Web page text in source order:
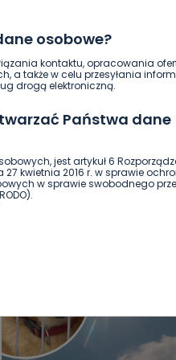
osobowe?
kontaktu, opracowania
a także w celu przesyłania
drogą elektroniczną.
Państwa dane
jest artykuł 6
kwietnia 2016 r. w sprawie
w sprawie swobodnego
ustawowym lub
dane?
Wielkopolski (63-400) przy
HISTORIA
WSZYSTKICH ŚWIĘTYCH